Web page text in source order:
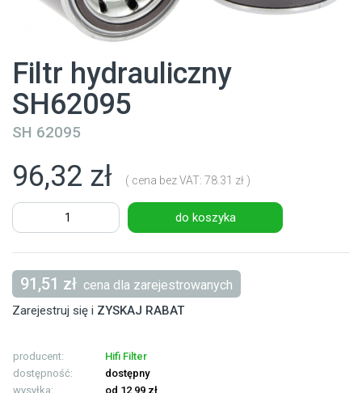
Filtr hydrauliczny
SH62095
SH 62095
96,32 zł ( cena bez VAT: 78.31 zł )
do koszyka
91,51 zł cena dla zarejestrowanych
Zarejestruj się i ZYSKAJ RABAT
producent:
Hifi Filter
dostępność:
dostępny
wysyłka:
od 12,99 zł